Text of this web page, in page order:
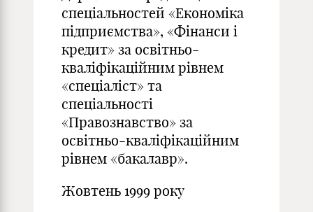
спеціальностей «Економіка
підприємства», «Фінанси і
кредит» за освітньо-
кваліфікаційним рівнем
«спеціаліст» та
спеціальності
«Правознавство» за
освітньо-кваліфікаційним
рівнем «бакалавр».
Жовтень 1999 року